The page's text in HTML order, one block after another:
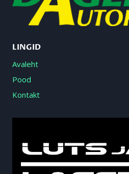
LINGID
Avaleht
Pood
Kontakt